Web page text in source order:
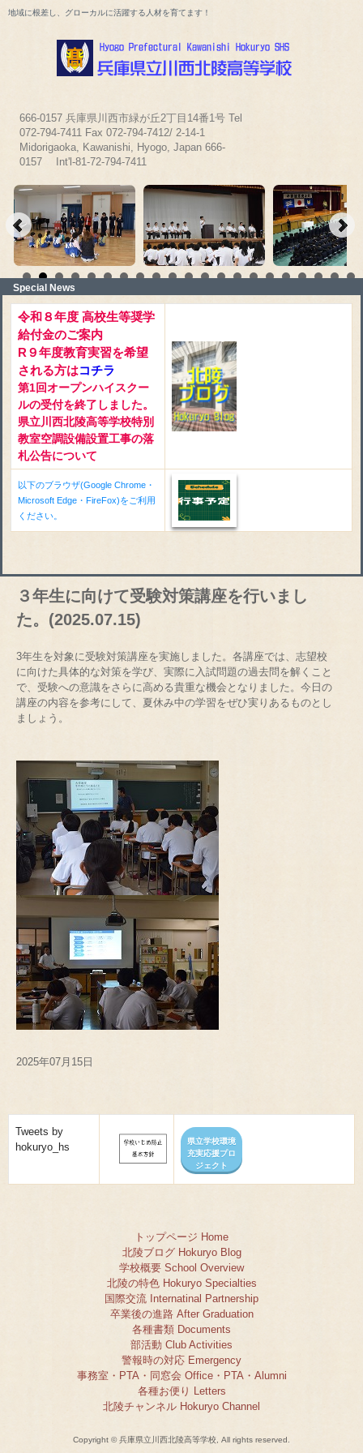
地域に根差し、グローカルに活躍する人材を育てます！
666-0157 兵庫県川西市緑が丘2丁目14番1号 Tel
072-794-7411 Fax 072-794-7412/ 2-14-1
Midorigaoka, Kawanishi, Hyogo, Japan 666-
0157 Int'l-81-72-794-7411
Special News
令和８年度 高校生等奨学
給付金のご案内
R９年度教育実習を希望
される方はコチラ
第1回オープンハイスクー
ルの受付を終了しました。
県立川西北陵高等学校特別
教室空調設備設置工事の落
札公告について
以下のブラウザ(Google Chrome・
Microsoft Edge・FireFox)をご利用
ください。
３年生に向けて受験対策講座を行いまし
た。(2025.07.15)
3年生を対象に受験対策講座を実施しました。各講座では、志望校
に向けた具体的な対策を学び、実際に入試問題の過去問を解くこと
で、受験への意識をさらに高める貴重な機会となりました。今日の
講座の内容を参考にして、夏休み中の学習をぜひ実りあるものとし
ましょう。
2025年07月15日
Tweets by
hokuryo_hs
県立学校環境
充実応援プロ
ジェクト
トップページ Home
北陵ブログ Hokuryo Blog
学校概要 School Overview
北陵の特色 Hokuryo Specialties
国際交流 Internatinal Partnership
卒業後の進路 After Graduation
各種書類 Documents
部活動 Club Activities
警報時の対応 Emergency
事務室・PTA・同窓会 Office・PTA・Alumni
各種お便り Letters
北陵チャンネル Hokuryo Channel
Copyright © 兵庫県立川西北陵高等学校, All rights reserved.